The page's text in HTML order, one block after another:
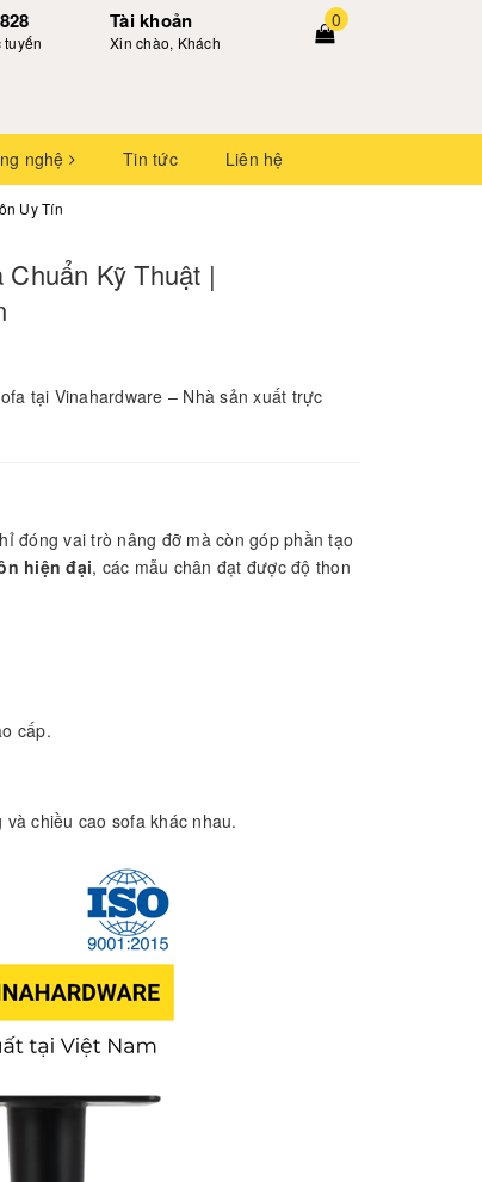
tuyến
Tài khoản
Xin chào, Khách
0
nghệ Tin tức Liên hệ
Uy Tín
Kỹ Thuật |
tại Vinahardware – Nhà sản xuất trực
đóng vai trò nâng đỡ mà còn góp phần tạo
hiện đại, các mẫu chân đạt được độ thon
cấp.
và chiều cao sofa khác nhau.